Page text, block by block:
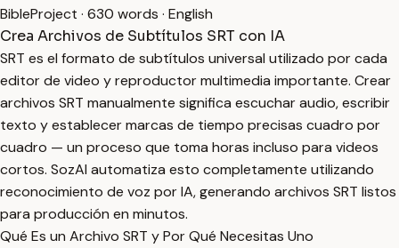
BibleProject · 630 words · English
Crea Archivos de Subtítulos SRT con IA
SRT es el formato de subtítulos universal utilizado por cada
editor de video y reproductor multimedia importante. Crear
archivos SRT manualmente significa escuchar audio, escribir
texto y establecer marcas de tiempo precisas cuadro por
cuadro — un proceso que toma horas incluso para videos
cortos. SozAI automatiza esto completamente utilizando
reconocimiento de voz por IA, generando archivos SRT listos
para producción en minutos.
Qué Es un Archivo SRT y Por Qué Necesitas Uno